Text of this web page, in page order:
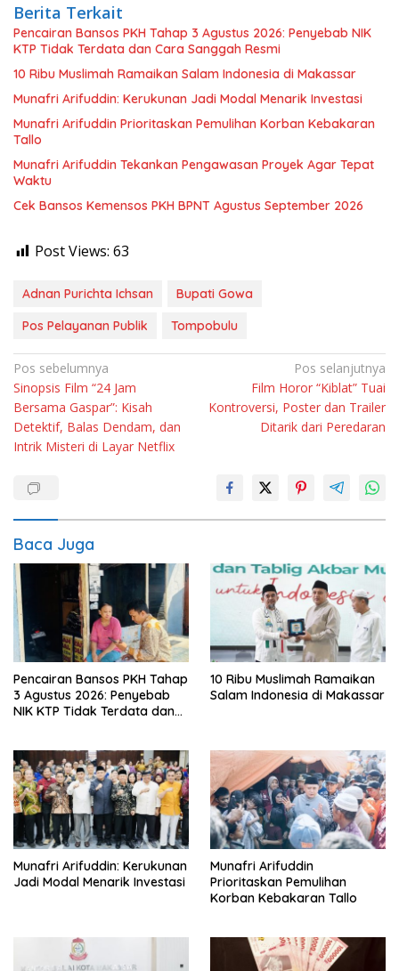
Berita Terkait
Pencairan Bansos PKH Tahap 3 Agustus 2026: Penyebab NIK
KTP Tidak Terdata dan Cara Sanggah Resmi
10 Ribu Muslimah Ramaikan Salam Indonesia di Makassar
Munafri Arifuddin: Kerukunan Jadi Modal Menarik Investasi
Munafri Arifuddin Prioritaskan Pemulihan Korban Kebakaran
Tallo
Munafri Arifuddin Tekankan Pengawasan Proyek Agar Tepat
Waktu
Cek Bansos Kemensos PKH BPNT Agustus September 2026
Post Views: 63
Adnan Purichta Ichsan
Bupati Gowa
Pos Pelayanan Publik
Tompobulu
Navigasi
pos
Pos sebelumnya
Sinopsis Film “24 Jam
Bersama Gaspar”: Kisah
Detektif, Balas Dendam, dan
Intrik Misteri di Layar Netflix
Pos selanjutnya
Film Horor “Kiblat” Tuai
Kontroversi, Poster dan Trailer
Ditarik dari Peredaran
Baca Juga
Pencairan Bansos PKH Tahap
3 Agustus 2026: Penyebab
NIK KTP Tidak Terdata dan
10 Ribu Muslimah Ramaikan
Salam Indonesia di Makassar
Munafri Arifuddin: Kerukunan
Jadi Modal Menarik Investasi
Munafri Arifuddin
Prioritaskan Pemulihan
Korban Kebakaran Tallo